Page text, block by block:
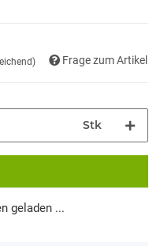
Frage zum Artikel
Stk
geladen ...